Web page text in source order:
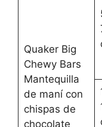
Quaker Big
Chewy Bars
Mantequilla
de maní con
chispas de
chocolate